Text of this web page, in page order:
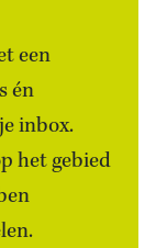
een
én
inbox.
het gebied